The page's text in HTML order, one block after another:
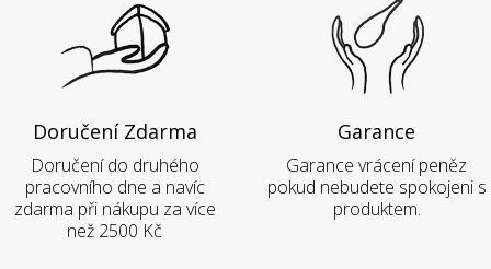
Doručení Zdarma
Doručení do druhého
pracovního dne a navíc
zdarma při nákupu za více
než 2500 Kč
Garance
Garance vrácení peněz
pokud nebudete spokojeni s
produktem.